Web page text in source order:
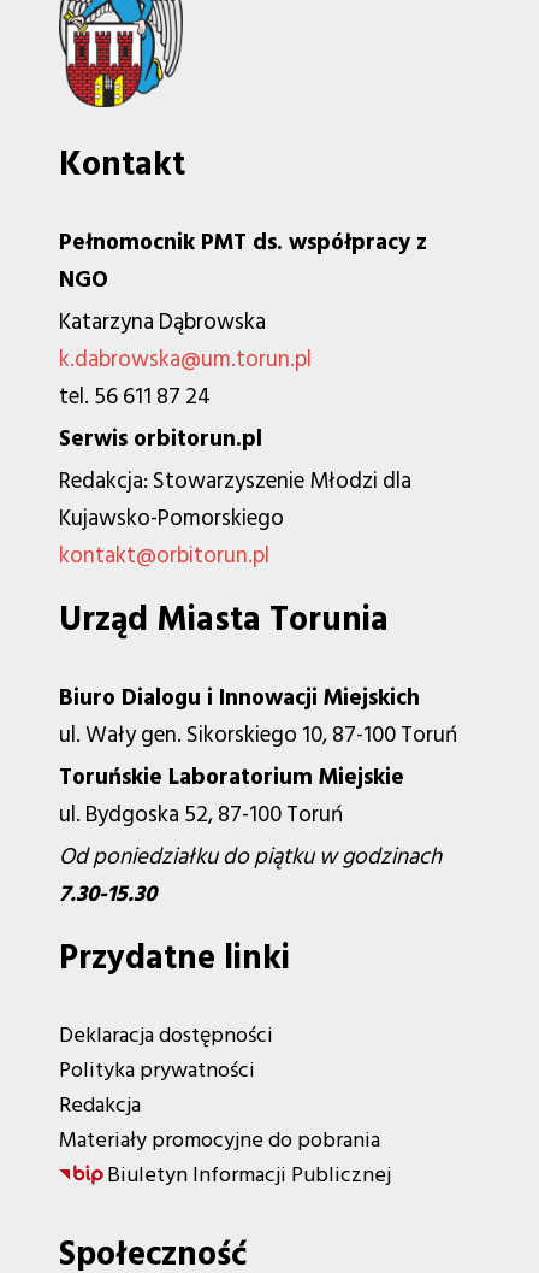
Kontakt
Pełnomocnik PMT ds. współpracy z
NGO
Katarzyna Dąbrowska
k.dabrowska@um.torun.pl
tel. 56 611 87 24
Serwis orbitorun.pl
Redakcja: Stowarzyszenie Młodzi dla
Kujawsko-Pomorskiego
kontakt@orbitorun.pl
Urząd Miasta Torunia
Biuro Dialogu i Innowacji Miejskich
ul. Wały gen. Sikorskiego 10, 87-100 Toruń
Toruńskie Laboratorium Miejskie
ul. Bydgoska 52, 87-100 Toruń
Od poniedziałku do piątku w godzinach
7.30-15.30
Przydatne linki
Deklaracja dostępności
Polityka prywatności
Redakcja
Materiały promocyjne do pobrania
Biuletyn Informacji Publicznej
Społeczność